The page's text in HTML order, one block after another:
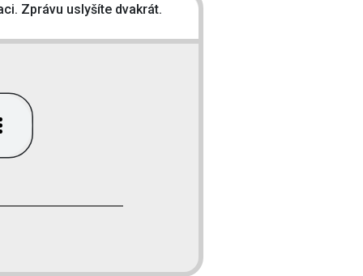
Zprávu uslyšíte dvakrát.